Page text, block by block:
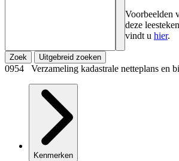
Voorbeelden
deze
vindt u hier.
Zoek Uitgebreid zoeken
0954 Verzameling kadastrale netteplans en
Kenmerken